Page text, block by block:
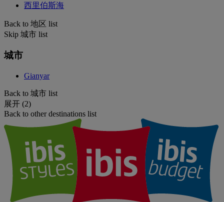
西里伯斯海
Back to 地区 list
Skip 城市 list
城市
Gianyar
Back to 城市 list
展开 (2)
Back to other destinations list